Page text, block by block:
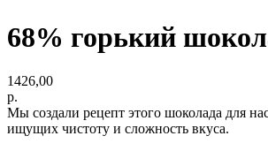
68% горький
1426,00
р.
Мы создали рецепт этого шоколада для
ищущих чистоту и сложность вкуса.